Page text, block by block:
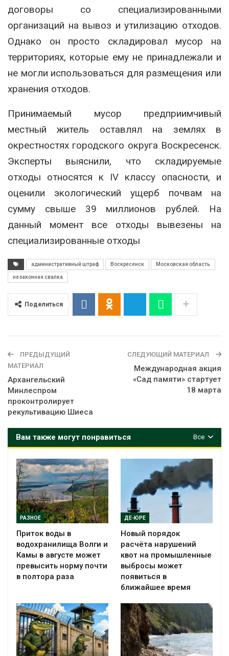
договоры со специализированными
организаций на вывоз и утилизацию отходов.
Однако он просто складировал мусор на
территориях, которые ему не принадлежали и
не могли использоваться для размещения или
хранения отходов.
Принимаемый мусор предприимчивый
местный житель оставлял на землях в
окрестностях городского округа Воскресенск.
Эксперты выяснили, что складируемые
отходы относятся к IV классу опасности, и
оценили экологический ущерб почвам на
сумму свыше 39 миллионов рублей. На
данный момент все отходы вывезены на
специализированные отходы
административный штраф Воскресенск Московская область
незаконная свалка
Поделиться
ПРЕДЫДУЩИЙ
МАТЕРИАЛ
Архангельский
Минлеспром
проконтролирует
рекультивацию Шиеса
СЛЕДУЮЩИЙ МАТЕРИАЛ
Международная акция
«Сад памяти» стартует
18 марта
Все
Вам также могут понравиться
РАЗНОЕ
Приток воды в
водохранилища Волги и
Камы в августе может
превысить норму почти
в полтора раза
ДЕ-ЮРЕ
Новый порядок
расчёта нарушений
квот на промышленные
выбросы может
появиться в
ближайшее время